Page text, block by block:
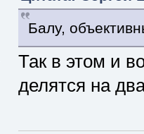
Балу,
Так в этом и
делятся на